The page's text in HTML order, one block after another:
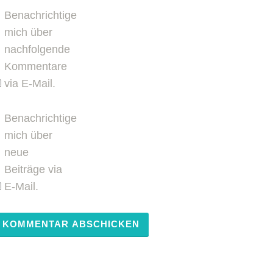
Benachrichtige
mich über
nachfolgende
Kommentare
via E-Mail.
Benachrichtige
mich über
neue
Beiträge via
E-Mail.